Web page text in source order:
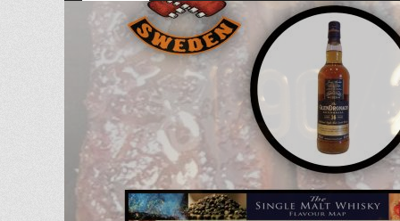
meny
innehåll